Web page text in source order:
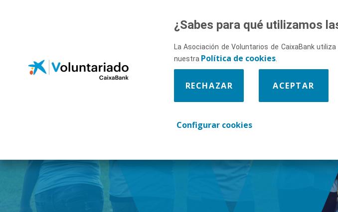
Descúbrenos
¿Sabes para qué utilizamos
La Asociación de Voluntarios de CaixaBank
nuestra Política de cookies.
RECHAZAR ACEPTAR
Configurar cookies